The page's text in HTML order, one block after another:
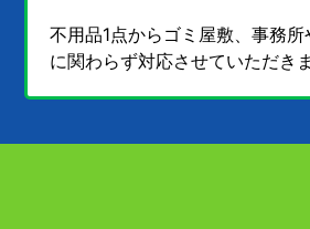
不用品1点からゴミ屋敷、事務
に関わらず対応させていただきま